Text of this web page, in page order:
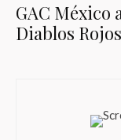
GAC México
Diablos